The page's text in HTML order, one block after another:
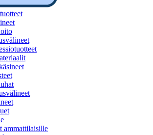
ammattilaisille